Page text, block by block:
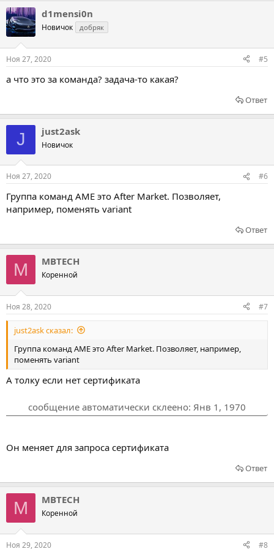
d1mensi0n
Новичок добряк
Ноя 27, 2020 #5
а что это за команда? задача-то какая?
Ответ
J just2ask
Новичок
Ноя 27, 2020 #6
Группа команд AME это After Market. Позволяет,
например, поменять variant
Ответ
M MBTECH
Коренной
Ноя 28, 2020 #7
just2ask сказал:
Группа команд AME это After Market. Позволяет, например,
поменять variant
А толку если нет сертификата
сообщение автоматически склеено: Янв 1, 1970
Он меняет для запроса сертификата
Ответ
M MBTECH
Коренной
Ноя 29, 2020 #8